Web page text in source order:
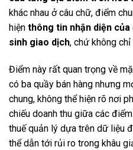
khác nhau ở câu chữ, điểm
hiện thông tin nhận diện
sinh giao dịch, chứ không
Điểm này rất quan trọng về
có ba quầy bán hàng nhưng
chung, không thể hiện rõ nơi
chiếu doanh thu giữa các
thuế quản lý dựa trên dữ liệu
thể dẫn tới rủi ro trong khâu